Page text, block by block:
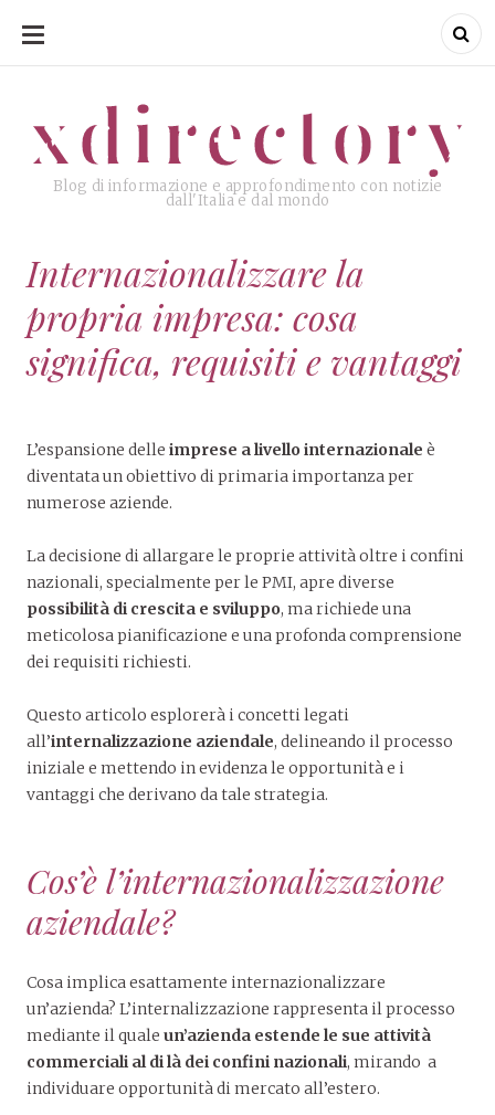
SKIP
CONTENT
xdirectory
Blog di informazione e approfondimento con notizie
dall'Italia e dal mondo
xdirectory
Internazionalizzare la
propria impresa: cosa
significa, requisiti e vantaggi
L’espansione delle imprese a livello internazionale è
diventata un obiettivo di primaria importanza per
numerose aziende.
La decisione di allargare le proprie attività oltre i confini
nazionali, specialmente per le PMI, apre diverse
possibilità di crescita e sviluppo, ma richiede una
meticolosa pianificazione e una profonda comprensione
dei requisiti richiesti.
Questo articolo esplorerà i concetti legati
all’internalizzazione aziendale, delineando il processo
iniziale e mettendo in evidenza le opportunità e i
vantaggi che derivano da tale strategia.
Cos’è l’internazionalizzazione
aziendale?
Cosa implica esattamente internazionalizzare
un’azienda? L’internalizzazione rappresenta il processo
mediante il quale un’azienda estende le sue attività
commerciali al di là dei confini nazionali, mirando a
individuare opportunità di mercato all’estero.